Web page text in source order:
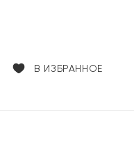
В ИЗБРАННОЕ